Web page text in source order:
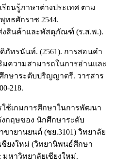
ยนรู้ภาษาต่างประเทศ ตาม
ธศักราช 2544.
งสินค้าและพัสดุภัณฑ์ (ร.ส.พ.).
ทรนันท์. (2561). การสอนคำ
ความสามารถในการอ่านและ
กษาระดับปริญญาตรี. วารสาร
218.
ใช้เกมการศึกษาในการพัฒนา
กฤษของ นักศึกษาระดับ
ายานยนต์ (ชย.3101) วิทยาลัย
ยงใหม่ (วิทยานิพนธ์ศึกษา
หาวิทยาลัยเชียงใหม่.